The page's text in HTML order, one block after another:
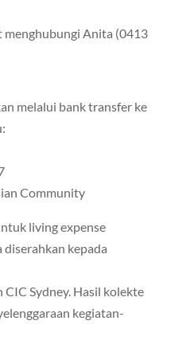
Anita (0413
melalui bank transfer ke
Community
living expense
diserahkan kepada
Sydney. Hasil kolekte
kegiatan-